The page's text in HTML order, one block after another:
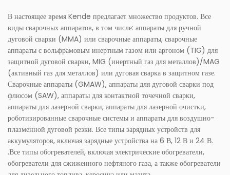
В настоящее время Kende предлагает множество продуктов. Все
виды сварочных аппаратов, в том числе: аппараты для ручной
дуговой сварки (MMA) или сварочные аппараты, сварочные
аппараты с вольфрамовым инертным газом или аргоном (TIG) для
защитной дуговой сварки, MIG (инертный газ для металлов)/MAG
(активный газ для металлов) или дуговая сварка в защитном газе.
Сварочные аппараты (GMAW), аппараты для дуговой сварки под
флюсом (SAW), аппараты для контактной точечной сварки,
аппараты для лазерной сварки, аппараты для лазерной очистки,
роботизированные сварочные системы и аппараты для воздушно-
плазменной дуговой резки. Все типы зарядных устройств для
аккумуляторов, включая зарядные устройства на 6 В, 12 В и 24 В.
.Все типы обогревателей, включая электрические обогреватели,
обогреватели для сжиженного нефтяного газа, а также обогреватели